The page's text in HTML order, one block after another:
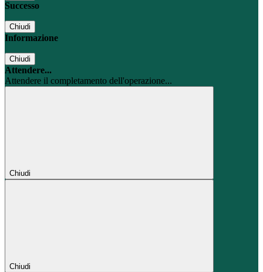
Successo
Chiudi
Informazione
Chiudi
Attendere...
Attendere il completamento dell'operazione...
Chiudi
Chiudi